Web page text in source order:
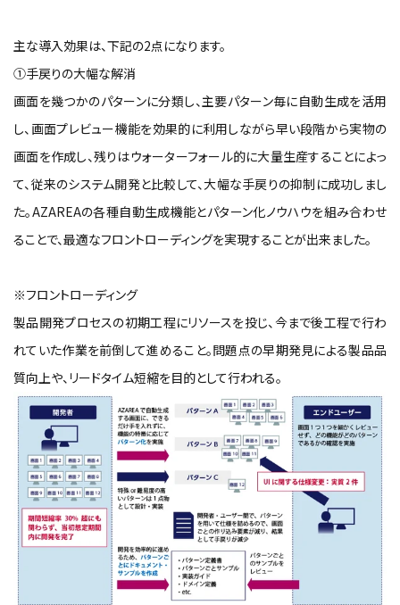
主な導入効果は、下記の2点になります。
①手戻りの大幅な解消
画面を幾つかのパターンに分類し、主要パターン毎に自動生成を活用
し、画面プレビュー機能を効果的に利用しながら早い段階から実物の
画面を作成し、残りはウォーターフォール的に大量生産することによっ
て、従来のシステム開発と比較して、大幅な手戻りの抑制に成功しまし
た。AZAREAの各種自動生成機能とパターン化ノウハウを組み合わせ
ることで、最適なフロントローディングを実現することが出来ました。
※フロントローディング
製品開発プロセスの初期工程にリソースを投じ、今まで後工程で行わ
れていた作業を前倒して進めること。問題点の早期発見による製品品
質向上や、リードタイム短縮を目的として行われる。